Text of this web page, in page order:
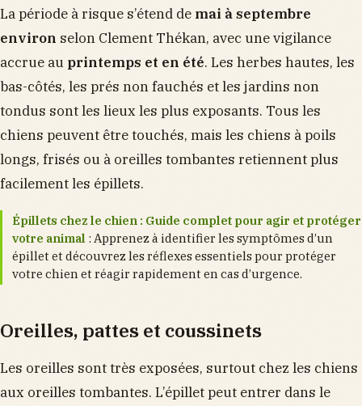
La période à risque s’étend de mai à septembre
environ selon Clement Thékan, avec une vigilance
accrue au printemps et en été. Les herbes hautes, les
bas-côtés, les prés non fauchés et les jardins non
tondus sont les lieux les plus exposants. Tous les
chiens peuvent être touchés, mais les chiens à poils
longs, frisés ou à oreilles tombantes retiennent plus
facilement les épillets.
Épillets chez le chien : Guide complet pour agir et protéger
votre animal : Apprenez à identifier les symptômes d’un
épillet et découvrez les réflexes essentiels pour protéger
votre chien et réagir rapidement en cas d’urgence.
Oreilles, pattes et coussinets
Les oreilles sont très exposées, surtout chez les chiens
aux oreilles tombantes. L’épillet peut entrer dans le